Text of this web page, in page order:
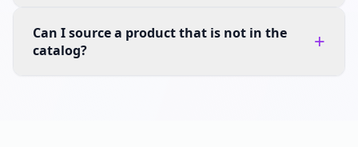
Can I source a product that is not in the
catalog?
+